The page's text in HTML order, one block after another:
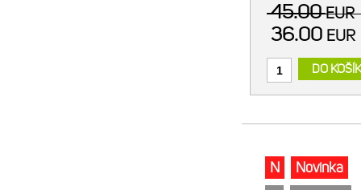
45.00EUR
36.00 EUR
DO
N
Novinka